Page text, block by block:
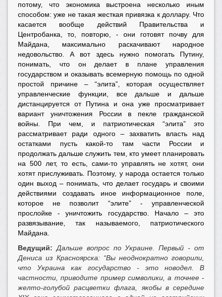
потому, что экономика выстроена несколько иным
способом: уже не такая жесткая привязка к доллару. Что
касается вообще действий Правительства и
Центробанка, то, повторю, - они готовят почву для
Майдана, максимально раскачивают народное
недовольство. А вот здесь нужно помогать Путину,
понимать, что он делает в плане управления
государством и оказывать всемерную помощь по одной
простой причине – “элита”, которая осуществляет
управленческие функции, все дальше и дальше
дистанцируется от Путина и она уже просматривает
вариант уничтожения России в пекле гражданской
войны. При чем, и патриотическая “элита” это
рассматривает ради одного – захватить власть над
остатками пусть какой-то там части России и
продолжать дальше служить тем, кто умеет планировать
на 500 лет, то есть, сами-то управлять не хотят, они
хотят прислуживать. Поэтому, у народа остается только
один выход – понимать, что делает государь и своими
действиями создавать иное информационное поле,
которое не позволит “элите” - управленческой
прослойке - уничтожить государство. Начало – это
развязывание, так называемого, патриотического
Майдана.
Ведущий: Дальше вопрос по Украине. Первый - от
Дениса из Красноярска: “Вы неоднократно говорили,
что Украина как государство - это новодел. В
частности, приводите пример символики, а точнее -
желто-голубой расцветки флага, якобы в середине